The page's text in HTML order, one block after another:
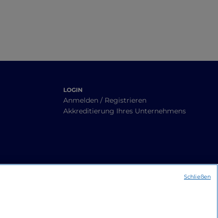
LOGIN
Anmelden / Registrieren
Akkreditierung Ihres Unternehmens
Schließen